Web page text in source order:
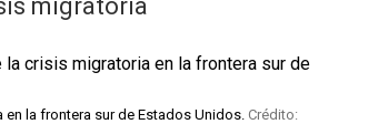
migratoria
en la frontera sur de Estados Unidos. Crédito: